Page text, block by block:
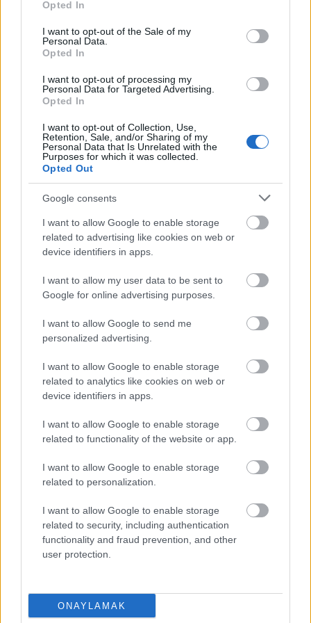
use your data for below specified purposes in below Google
consent section.
Opted In
I want to opt-out of the Sale of my
Personal Data.
Opted In
I want to opt-out of processing my
Personal Data for Targeted Advertising.
Opted In
I want to opt-out of Collection, Use,
Retention, Sale, and/or Sharing of my
Personal Data that Is Unrelated with the
Purposes for which it was collected.
Opted Out
Google consents
I want to allow Google to enable storage
related to advertising like cookies on web or
device identifiers in apps.
I want to allow my user data to be sent to
Google for online advertising purposes.
I want to allow Google to send me
personalized advertising.
I want to allow Google to enable storage
related to analytics like cookies on web or
device identifiers in apps.
I want to allow Google to enable storage
related to functionality of the website or app.
I want to allow Google to enable storage
related to personalization.
I want to allow Google to enable storage
related to security, including authentication
functionality and fraud prevention, and other
user protection.
ONAYLAMAK
Yeniler vitrine çıkıyor! Pivot özelliğinin yanında hareketlide bir
oyuncu olmasıyla ligimizde iş yapabilecek bir profil.
Samsunspor’un son transferi, 27 yaşındaki santrafor Ercan Kara oldu.
Kendisi bir dönem milli takımımızla anılsa da doğduğu ve büyüdüğü ülke
Devam oku »
EN DEĞERLI TOP 5
Mason Greenwood